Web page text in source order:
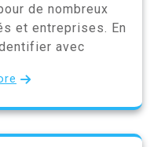
de nombreux
et entreprises. En
avec